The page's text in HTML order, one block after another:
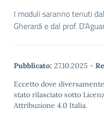
I moduli saranno tenuti
Gherardi e dal prof.
Pubblicato: 27.10.2025 -
Eccetto dove
stato rilasciato sotto
Attribuzione 4.0 Italia.